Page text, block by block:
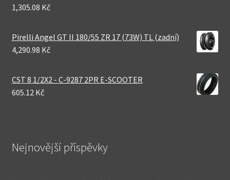
1,305.08 Kč
Pirelli Angel GT II 180/55 ZR 17 (73W) TL (zadní)
4,290.98 Kč
CST 8 1/2X2 - C-9287 2PR E-SCOOTER
605.12 Kč
Nejnovější příspěvky